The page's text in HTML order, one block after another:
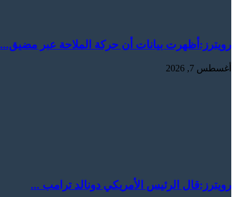
رويترز:‏أظهرت بيانات أن حركة الملاحة عبر مضيق...
أغسطس 7, 2026
رويترز:‏قال ​الرئيس ​الأمريكي ⁠دونالد ​ترامب ...